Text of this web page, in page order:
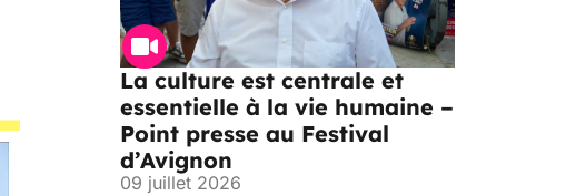
La culture est centrale et
essentielle à la vie humaine –
Point presse au Festival
d’Avignon
09 juillet 2026